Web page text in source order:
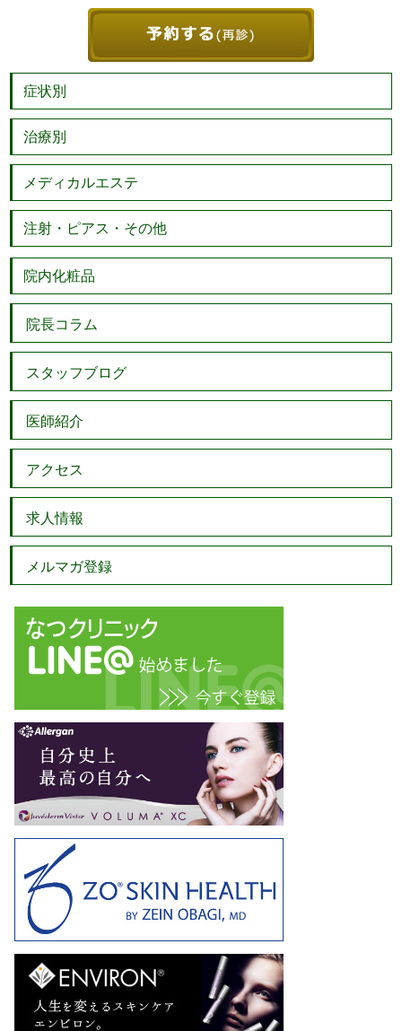
症状別
治療別
メディカルエステ
注射・ピアス・その他
院内化粧品
院長コラム
スタッフブログ
医師紹介
アクセス
求人情報
メルマガ登録